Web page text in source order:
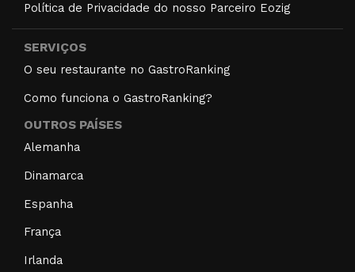
Política de Privacidade do nosso Parceiro Eozig
SERVIÇOS
O seu restaurante no GastroRanking
Como funciona o GastroRanking?
OUTROS PAÍSES
Alemanha
Dinamarca
Espanha
França
Irlanda